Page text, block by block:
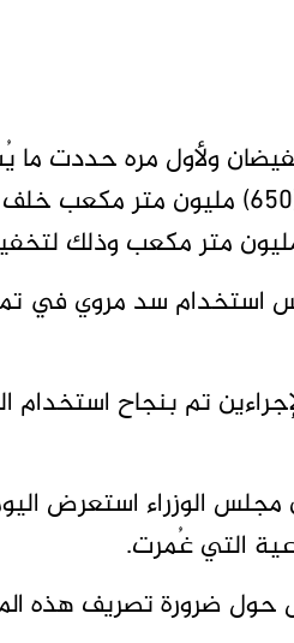
ولأول مره حددت
تم بنجاح استخدام
الوزراء استعرض
التي غُمرت.
حول ضرورة تصريف هذه